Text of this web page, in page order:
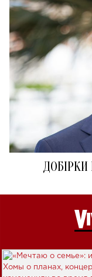
ДОБІРКИ